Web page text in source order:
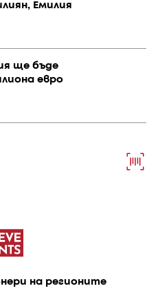
Емилия
ще бъде
евро
на регионите